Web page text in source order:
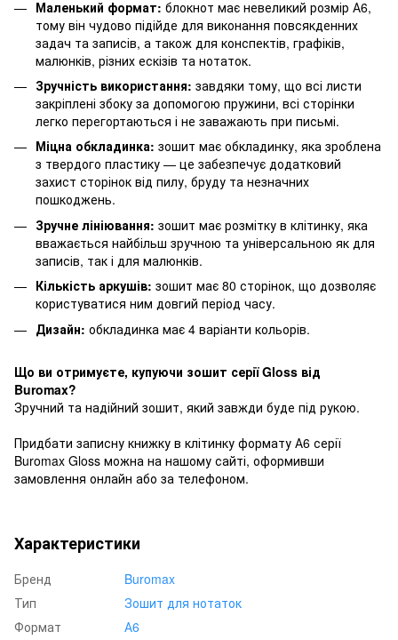
Маленький формат: блокнот має невеликий розмір А6,
тому він чудово підійде для виконання повсякденних
задач та записів, а також для конспектів, графіків,
малюнків, різних ескізів та нотаток.
Зручність використання: завдяки тому, що всі листи
закріплені збоку за допомогою пружини, всі сторінки
легко перегортаються і не заважають при письмі.
Міцна обкладинка: зошит має обкладинку, яка зроблена
з твердого пластику — це забезпечує додатковий
захист сторінок від пилу, бруду та незначних
пошкоджень.
Зручне лініювання: зошит має розмітку в клітинку, яка
вважається найбільш зручною та універсальною як для
записів, так і для малюнків.
Кількість аркушів: зошит має 80 сторінок, що дозволяє
користуватися ним довгий період часу.
Дизайн: обкладинка має 4 варіанти кольорів.
Що ви отримуєте, купуючи зошит серії Gloss від
Buromax?
Зручний та надійний зошит, який завжди буде під рукою.
Придбати записну книжку в клітинку формату А6 серії
Buromax Gloss можна на нашому сайті, оформивши
замовлення онлайн або за телефоном.
Характеристики
Бренд
Buromax
Тип
Зошит для нотаток
Формат
А6